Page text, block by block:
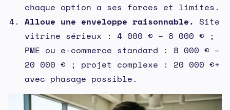
chaque option a ses forces et limites.
Alloue une enveloppe raisonnable. Site
vitrine sérieux : 4 000 € – 8 000 € ;
PME ou e-commerce standard : 8 000 € –
20 000 € ; projet complexe : 20 000 €+
avec phasage possible.